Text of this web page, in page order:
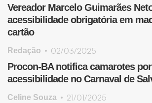
Vereador Marcelo Guimarães
acessibilidade obrigatória em
cartão
Procon-BA notifica camarotes
acessibilidade no Carnaval de
Redação 02/03/2025
Celine Souza 21/01/2025